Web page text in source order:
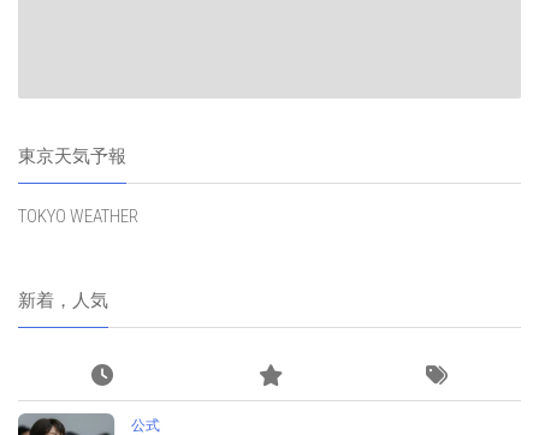
東京天気予報
TOKYO WEATHER
新着，人気
公式